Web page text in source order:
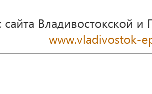
сайта Владивостокской
www.vladivostok-